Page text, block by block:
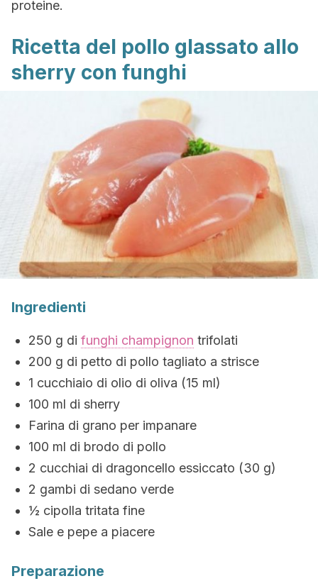
proteine.
Ricetta del pollo glassato allo
sherry con funghi
Ingredienti
250 g di funghi champignon trifolati
200 g di petto di pollo tagliato a strisce
1 cucchiaio di olio di oliva (15 ml)
100 ml di sherry
Farina di grano per impanare
100 ml di brodo di pollo
2 cucchiai di dragoncello essiccato (30 g)
2 gambi di sedano verde
½ cipolla tritata fine
Sale e pepe a piacere
Preparazione